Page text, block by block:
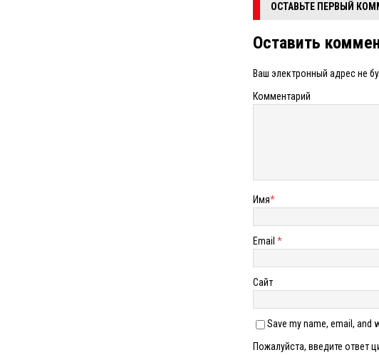
ОСТАВЬТЕ ПЕРВЫЙ
Оставить
Ваш электронный адрес не
Комментарий
Имя*
Email *
Сайт
Save my name, email, and
Пожалуйста, введите ответ